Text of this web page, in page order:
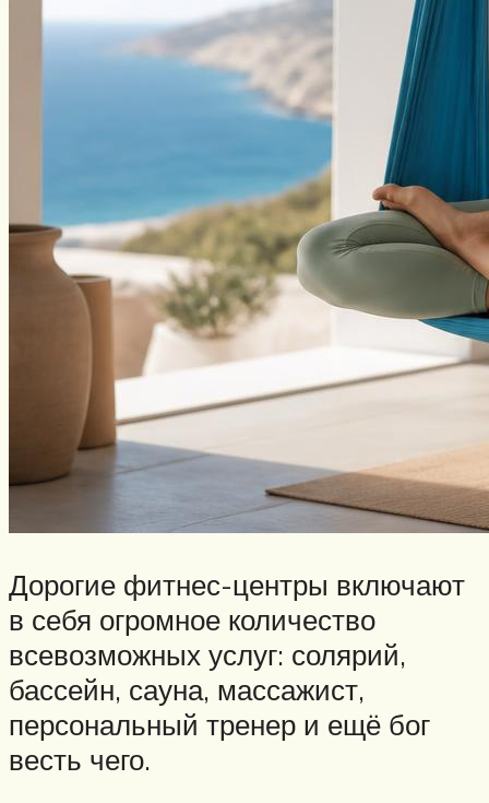
Дорогие фитнес-центры включают
в себя огромное количество
всевозможных услуг: солярий,
бассейн, сауна, массажист,
персональный тренер и ещё бог
весть чего.